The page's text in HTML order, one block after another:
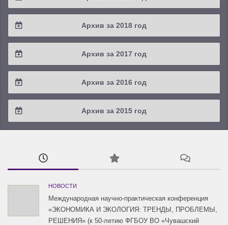
2019 / #4
2019 / #3
2019 / #1
Архив за 2018 год
2018 / #4
2018 / #3
2018 / #1
Архив за 2017 год
2017 / #4
2017 / #3
Архив за 2016 год
2016 / #4
2016 / #3
Архив за 2015 год
2015 / #3
2015 / #2
НОВОСТИ
Международная научно-практическая конференция
«ЭКОНОМИКА И ЭКОЛОГИЯ: ТРЕНДЫ, ПРОБЛЕМЫ,
РЕШЕНИЯ» (к 50-летию ФГБОУ ВО «Чувашский